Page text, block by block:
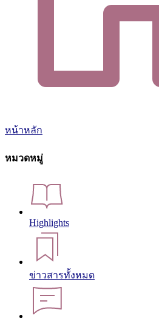
หน้าหลัก
หมวดหมู่
Highlights
ข่าวสารทั้งหมด